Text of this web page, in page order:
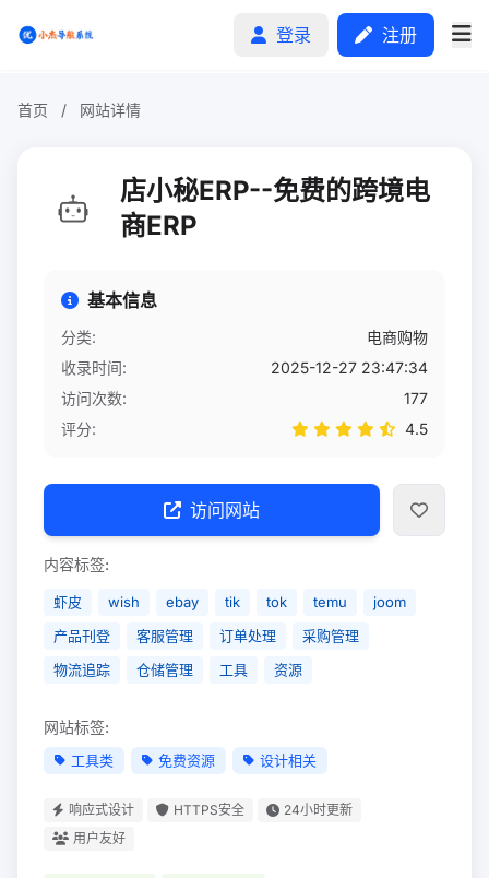
登录 注册
分类排行
自助广告
首页 / 网站详情
店小秘ERP--免费的跨境电
商ERP
基本信息
分类:
电商购物
收录时间:
2025-12-27 23:47:34
访问次数:
177
评分:
4.5
访问网站
内容标签:
虾皮 wish ebay tik tok temu
joom
产品刊登
客服管理 订单处理
采购管理
物流追踪
仓储管理 工具 资源
网站标签:
工具类 免费资源 设计相关
响应式设计 HTTPS安全
24小时更新
用户友好